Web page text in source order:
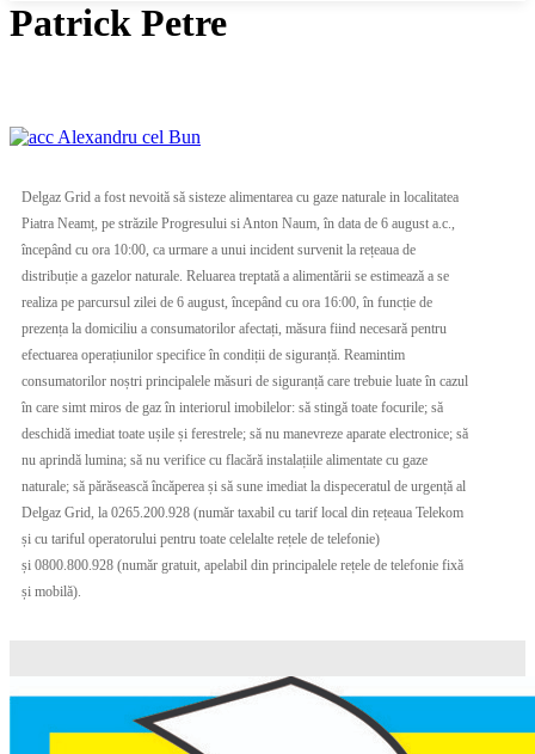
Patrick Petre
Delgaz Grid a fost nevoită să sisteze alimentarea cu gaze naturale in localitatea
Piatra Neamț, pe străzile Progresului si Anton Naum, în data de 6 august a.c.,
începând cu ora 10:00, ca urmare a unui incident survenit la rețeaua de
distribuție a gazelor naturale. Reluarea treptată a alimentării se estimează a se
realiza pe parcursul zilei de 6 august, începând cu ora 16:00, în funcție de
prezența la domiciliu a consumatorilor afectați, măsura fiind necesară pentru
efectuarea operațiunilor specifice în condiții de siguranță. Reamintim
consumatorilor noștri principalele măsuri de siguranță care trebuie luate în cazul
în care simt miros de gaz în interiorul imobilelor: să stingă toate focurile; să
deschidă imediat toate ușile și ferestrele; să nu manevreze aparate electronice; să
nu aprindă lumina; să nu verifice cu flacără instalațiile alimentate cu gaze
naturale; să părăsească încăperea și să sune imediat la dispeceratul de urgență al
Delgaz Grid, la 0265.200.928 (număr taxabil cu tarif local din rețeaua Telekom
și cu tariful operatorului pentru toate celelalte rețele de telefonie)
și 0800.800.928 (număr gratuit, apelabil din principalele rețele de telefonie fixă
și mobilă).